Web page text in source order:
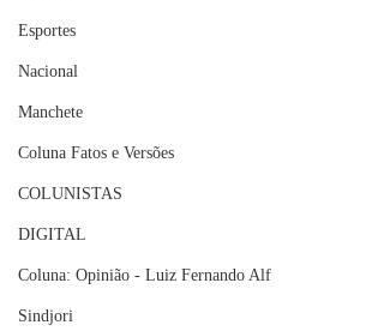
Esportes
Nacional
Manchete
Coluna Fatos e Versões
COLUNISTAS
DIGITAL
Coluna: Opinião - Luiz Fernando Alf
Sindjori